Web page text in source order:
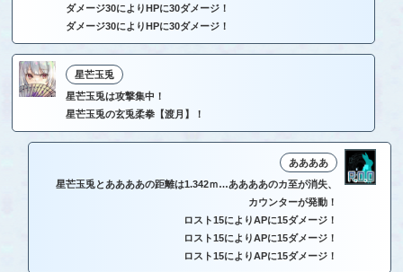
ダメージ30によりHPに30ダメージ！
ダメージ30によりHPに30ダメージ！
星芒玉兎
星芒玉兎は攻撃集中！
星芒玉兎の玄兎柔拳【渡月】！
ああああ
星芒玉兎とああああの距離は1.342ｍ…ああああのカ至が消失、
カウンターが発動！
ロスト15によりAPに15ダメージ！
ロスト15によりAPに15ダメージ！
ロスト15によりAPに15ダメージ！